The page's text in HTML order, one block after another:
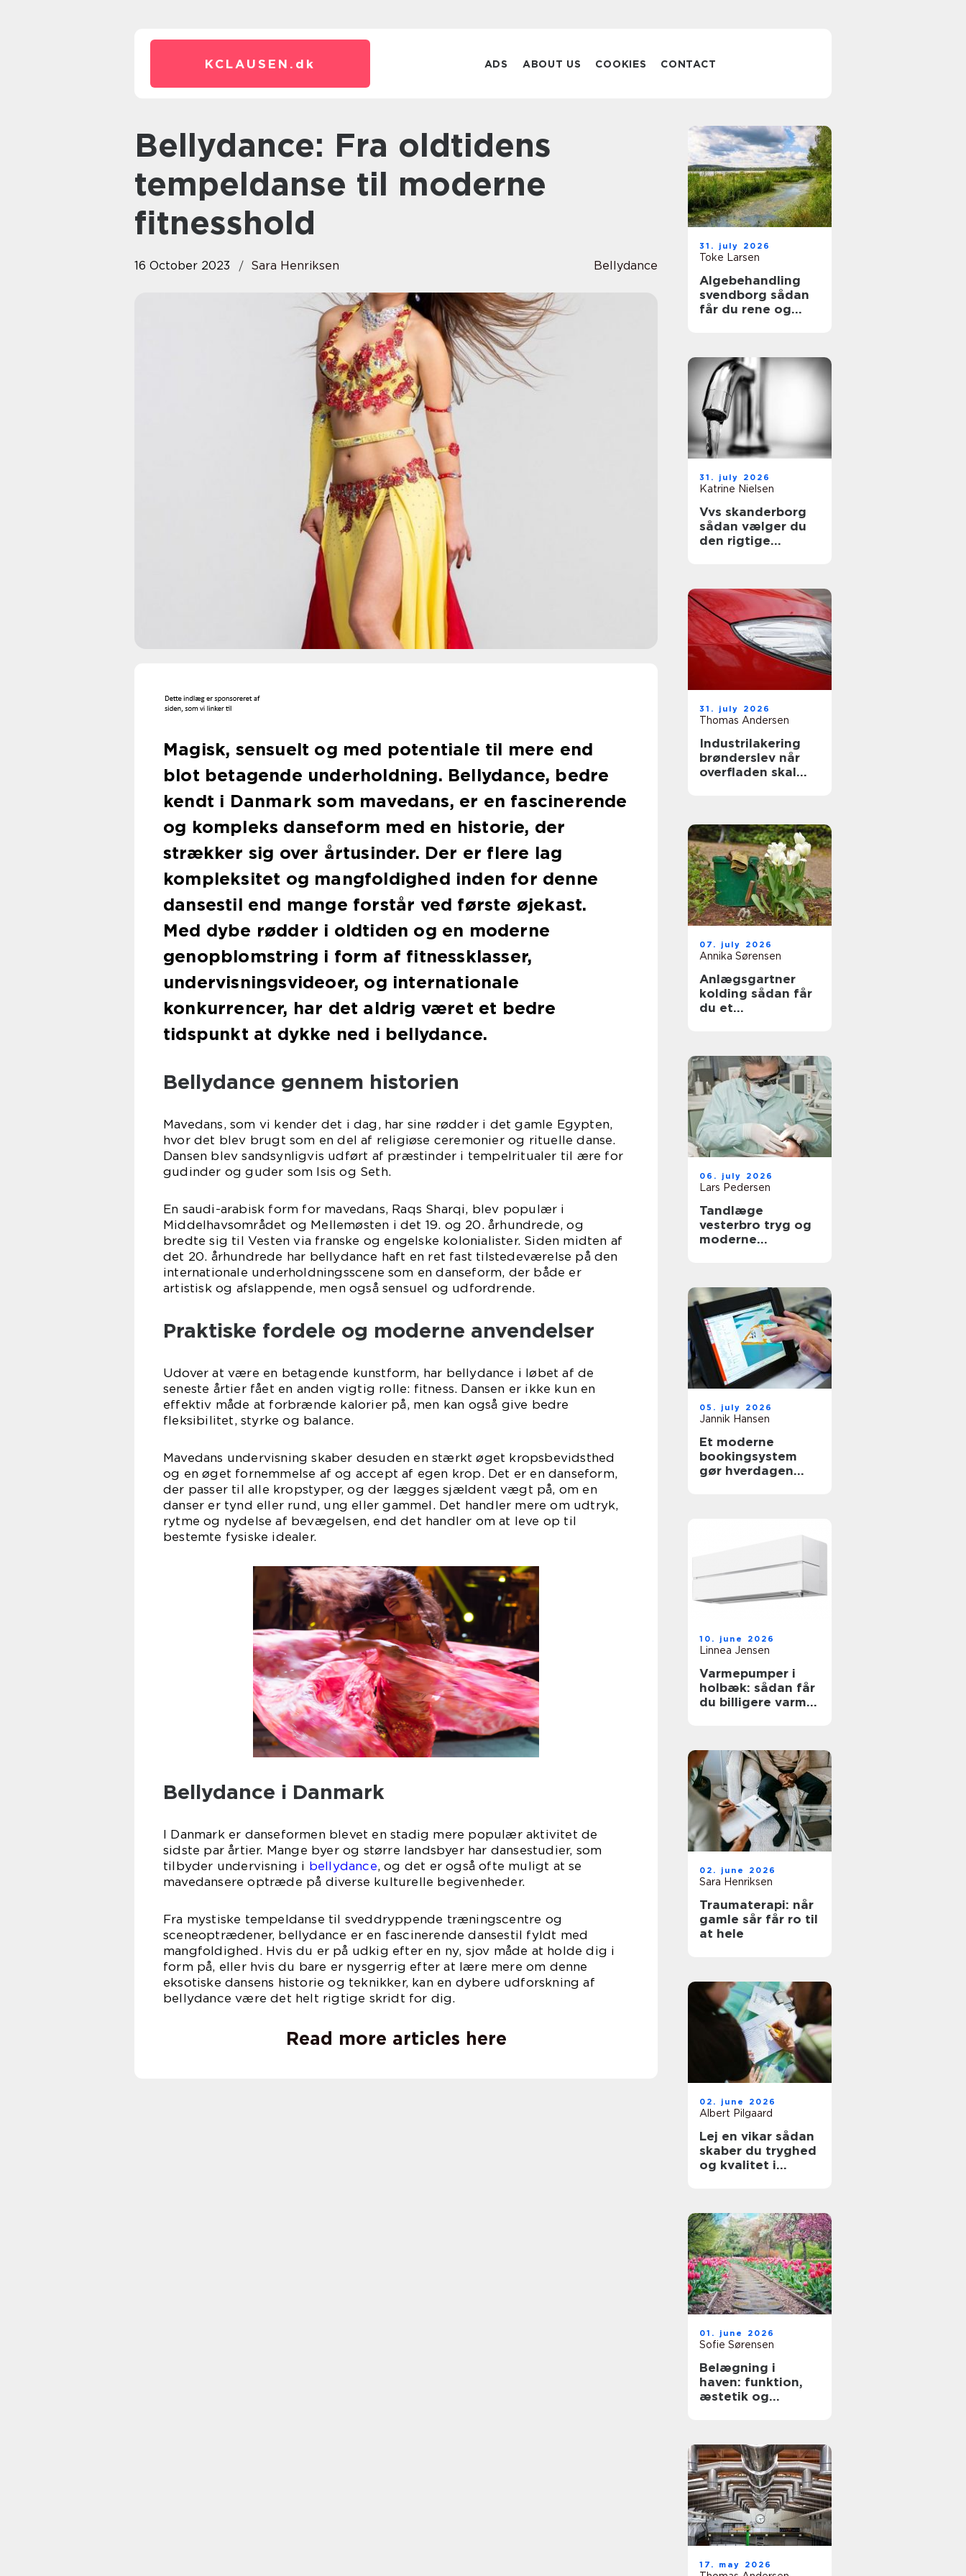
KCLAUSEN. dk ADS ABOUT US COOKIES CONTACT
Bellydance: Fra oldtidens
tempeldanse til moderne
fitnesshold
16 October 2023 Sara Henriksen Bellydance
Magisk, sensuelt og med potentiale til mere end
blot betagende underholdning. Bellydance, bedre
kendt i Danmark som mavedans, er en fascinerende
og kompleks danseform med en historie, der
strækker sig over årtusinder. Der er flere lag
kompleksitet og mangfoldighed inden for denne
dansestil end mange forstår ved første øjekast.
Med dybe rødder i oldtiden og en moderne
genopblomstring i form af fitnessklasser,
undervisningsvideoer, og internationale
konkurrencer, har det aldrig været et bedre
tidspunkt at dykke ned i bellydance.
Bellydance gennem historien
Mavedans, som vi kender det i dag, har sine rødder i det gamle Egypten,
hvor det blev brugt som en del af religiøse ceremonier og rituelle danse.
Dansen blev sandsynligvis udført af præstinder i tempelritualer til ære for
gudinder og guder som Isis og Seth.
En saudi-arabisk form for mavedans, Raqs Sharqi, blev populær i
Middelhavsområdet og Mellemøsten i det 19. og 20. århundrede, og
bredte sig til Vesten via franske og engelske kolonialister. Siden midten af
det 20. århundrede har bellydance haft en ret fast tilstedeværelse på den
internationale underholdningsscene som en danseform, der både er
artistisk og afslappende, men også sensuel og udfordrende.
Praktiske fordele og moderne anvendelser
Udover at være en betagende kunstform, har bellydance i løbet af de
seneste årtier fået en anden vigtig rolle: fitness. Dansen er ikke kun en
effektiv måde at forbrænde kalorier på, men kan også give bedre
fleksibilitet, styrke og balance.
Mavedans undervisning skaber desuden en stærkt øget kropsbevidsthed
og en øget fornemmelse af og accept af egen krop. Det er en danseform,
der passer til alle kropstyper, og der lægges sjældent vægt på, om en
danser er tynd eller rund, ung eller gammel. Det handler mere om udtryk,
rytme og nydelse af bevægelsen, end det handler om at leve op til
bestemte fysiske idealer.
Bellydance i Danmark
I Danmark er danseformen blevet en stadig mere populær aktivitet de
sidste par årtier. Mange byer og større landsbyer har dansestudier, som
tilbyder undervisning i bellydance, og det er også ofte muligt at se
mavedansere optræde på diverse kulturelle begivenheder.
Fra mystiske tempeldanse til sveddryppende træningscentre og
sceneoptrædener, bellydance er en fascinerende dansestil fyldt med
mangfoldighed. Hvis du er på udkig efter en ny, sjov måde at holde dig i
form på, eller hvis du bare er nysgerrig efter at lære mere om denne
eksotiske dansens historie og teknikker, kan en dybere udforskning af
bellydance være det helt rigtige skridt for dig.
Read more articles here
31. july 2026
Toke Larsen
Algebehandling
svendborg sådan
får du rene og
31. july 2026
Katrine Nielsen
Vvs skanderborg
sådan vælger du
den rigtige
31. july 2026
Thomas Andersen
Industrilakering
brønderslev når
overfladen skal
07. july 2026
Annika Sørensen
Anlægsgartner
kolding sådan får
du et
06. july 2026
Lars Pedersen
Tandlæge
vesterbro tryg og
moderne
05. july 2026
Jannik Hansen
Et moderne
bookingsystem
gør hverdagen
10. june 2026
Linnea Jensen
Varmepumper i
holbæk: sådan får
du billigere varme
02. june 2026
Sara Henriksen
Traumaterapi: når
gamle sår får ro til
at hele
02. june 2026
Albert Pilgaard
Lej en vikar sådan
skaber du tryghed
og kvalitet i
01. june 2026
Sofie Sørensen
Belægning i
haven: funktion,
æstetik og
17. may 2026